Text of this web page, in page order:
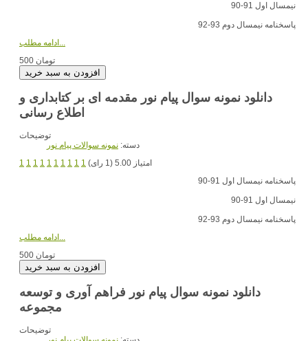
نیمسال اول 91-90
پاسخنامه نیمسال دوم 93-92
ادامه مطلب...
500 تومان
دانلود نمونه سوال پیام نور مقدمه ای بر کتابداری و
اطلاع رسانی
توضیحات
دسته: نمونه سوالات پیام نور
1 1 1 1 1 1 1 1 1 1
امتیاز 5.00 (1 رای)
پاسخنامه نیمسال اول 91-90
نیمسال اول 91-90
پاسخنامه نیمسال دوم 93-92
ادامه مطلب...
500 تومان
دانلود نمونه سوال پیام نور فراهم آوری و توسعه
مجموعه
توضیحات